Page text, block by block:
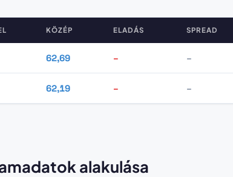
KÖZÉP ELADÁS SPREAD
62,69 – –
62,19 – –
alakulása